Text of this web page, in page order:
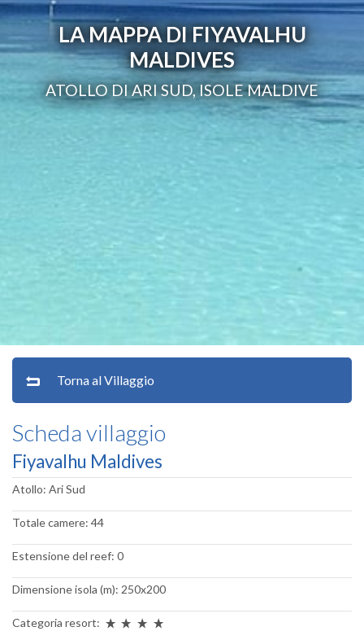
LA MAPPA DI FIYAVALHU
MALDIVES
ATOLLO DI ARI SUD, ISOLE MALDIVE
Torna al Villaggio
Scheda villaggio
Fiyavalhu Maldives
Atollo: Ari Sud
Totale camere: 44
Estensione del reef: 0
Dimensione isola (m): 250x200
Categoria resort: